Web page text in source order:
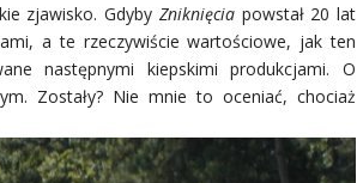
zjawisko. Gdyby Zniknięciapowstał 20 lat
a te rzeczywiście wartościowe, jak ten
następnymi kiepskimi produkcjami. O
Zostały? Nie mnie to oceniać, chociaż